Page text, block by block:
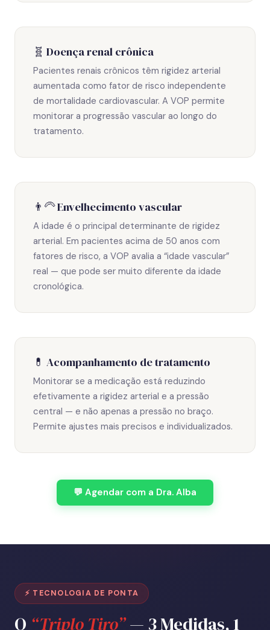
🧬 Doença renal crônica
Pacientes renais crônicos têm rigidez arterial
aumentada como fator de risco independente
de mortalidade cardiovascular. A VOP permite
monitorar a progressão vascular ao longo do
tratamento.
👨‍🦳 Envelhecimento vascular
A idade é o principal determinante de rigidez
arterial. Em pacientes acima de 50 anos com
fatores de risco, a VOP avalia a “idade vascular”
real — que pode ser muito diferente da idade
cronológica.
💊 Acompanhamento de tratamento
Monitorar se a medicação está reduzindo
efetivamente a rigidez arterial e a pressão
central — e não apenas a pressão no braço.
Permite ajustes mais precisos e individualizados.
💬 Agendar com a Dra. Alba
⚡ TECNOLOGIA DE PONTA
O “Triplo Tiro”— 3 Medidas, 1